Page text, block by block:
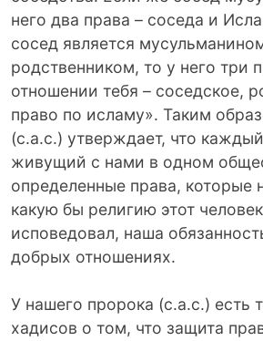
него два права – соседа и
сосед является
родственником, то у него три
отношении тебя – соседское,
право по исламу». Таким
(с.а.с.) утверждает, что
живущий с нами в одном
определенные права, которые
какую бы религию этот
исповедовал, наша
добрых отношениях.
У нашего пророка (с.а.с.) есть
хадисов о том, что защита